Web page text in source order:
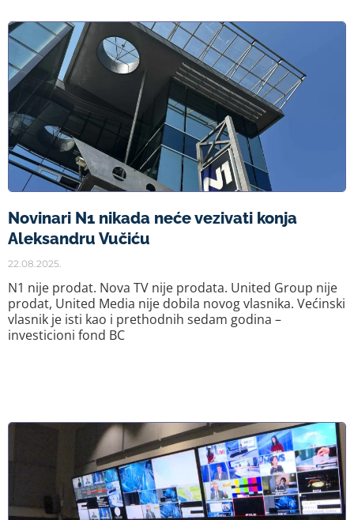
Novinari N1 nikada neće vezivati konja
Aleksandru Vučiću
22.08.2025.
N1 nije prodat. Nova TV nije prodata. United Group nije
prodat, United Media nije dobila novog vlasnika. Većinski
vlasnik je isti kao i prethodnih sedam godina –
investicioni fond BC